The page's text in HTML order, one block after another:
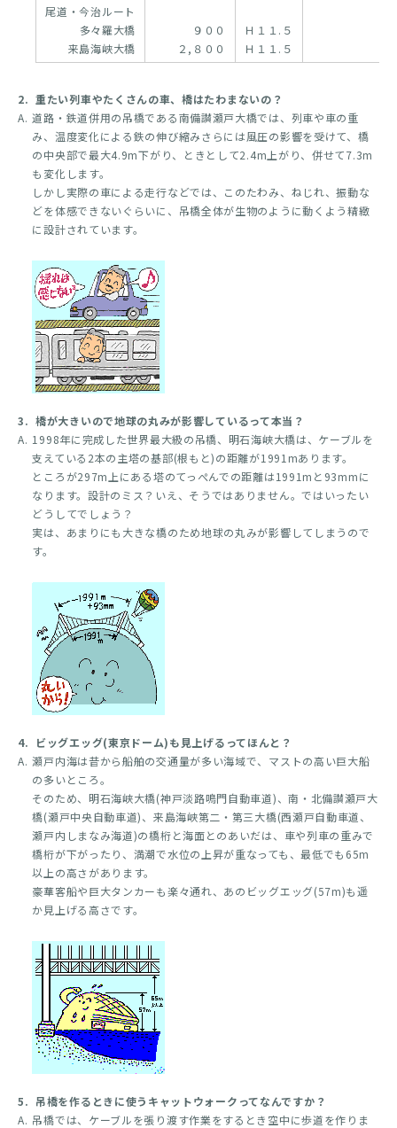
尾道・今治ルート
多々羅大橋
来島海峡大橋
９００
２,８００
Ｈ１１.５
Ｈ１１.５
2. 重たい列車やたくさんの車、橋はたわまないの？
A. 道路・鉄道併用の吊橋である南備讃瀬戸大橋では、列車や車の重
み、温度変化による鉄の伸び縮みさらには風圧の影響を受けて、橋
の中央部で最大4.9m下がり、ときとして2.4m上がり、併せて7.3m
も変化します。
しかし実際の車による走行などでは、このたわみ、ねじれ、振動な
どを体感できないぐらいに、吊橋全体が生物のように動くよう精緻
に設計されています。
3. 橋が大きいので地球の丸みが影響しているって本当？
A. 1998年に完成した世界最大級の吊橋、明石海峡大橋は、ケーブルを
支えている2本の主塔の基部(根もと)の距離が1991mあります。
ところが297m上にある塔のてっぺんでの距離は1991mと93mmに
なります。設計のミス？いえ、そうではありません。ではいったい
どうしてでしょう？
実は、あまりにも大きな橋のため地球の丸みが影響してしまうので
す。
4.
ビッグエッグ(東京ドーム)も見上げるってほんと？
A. 瀬戸内海は昔から船舶の交通量が多い海域で、マストの高い巨大船
の多いところ。
そのため、明石海峡大橋(神戸淡路鳴門自動車道)、南・北備讃瀬戸大
橋(瀬戸中央自動車道)、来島海峡第二・第三大橋(西瀬戸自動車道、
瀬戸内しまなみ海道)の橋桁と海面とのあいだは、車や列車の重みで
橋桁が下がったり、満潮で水位の上昇が重なっても、最低でも65m
以上の高さがあります。
豪華客船や巨大タンカーも楽々通れ、あのビッグエッグ(57m)も遥
か見上げる高さです。
5. 吊橋を作るときに使うキャットウォークってなんですか？
A. 吊橋では、ケーブルを張り渡す作業をするとき空中に歩道を作りま